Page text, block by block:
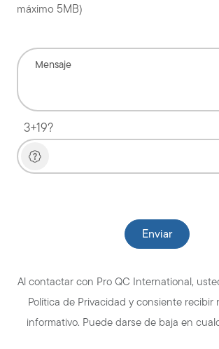
máximo 5MB)
3+19?
Al contactar con Pro QC International,
Política de Privacidad y consiente recibir
informativo. Puede darse de baja en